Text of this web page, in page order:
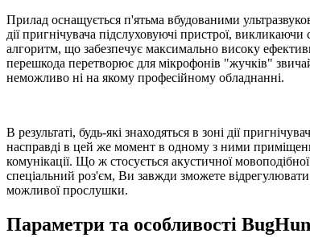
Прилад оснащується п'ятьма вбудованими
дії пригнічувача підслуховуючі пристрої,
алгоритм, що забезпечує максимально високу
перешкода перетворює для мікрофонів "жучків"
неможливо ні на якому професійному обладнанні.
В результаті, будь-які знаходяться в зоні дії
насправді в цей же момент в одному з ними
комунікації. Що ж стосується акустичної
спеціальний роз'єм, Ви завжди зможете
можливої прослушки.
Параметри та особливості